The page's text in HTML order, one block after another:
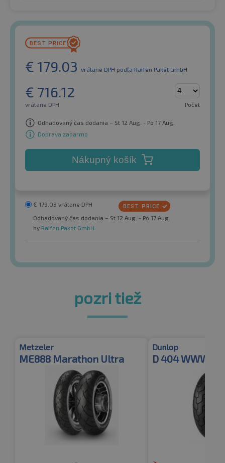
€ 179.03 vrátane DPH podľa Raifen Paket GmbH
€ 716.12
vrátane DPH Počet
Odhadovaný čas dodania – St 12 Aug. - Po 17 Aug.
Doprava zadarmo
Nákupný košík
€ 179.03 vrátane DPH
Odhadovaný čas dodania – St 12 Aug. - Po 17 Aug.
by Raifen Paket GmbH
pozri tiež
Metzeler
ME888 Marathon Ultra
Dunlop
D 404 WWW